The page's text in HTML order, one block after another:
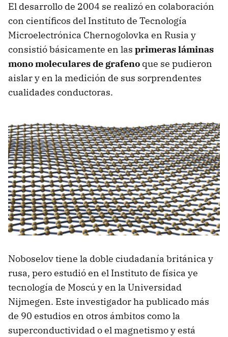
El desarrollo de 2004 se realizó en colaboración
con científicos del Instituto de Tecnología
Microelectrónica Chernogolovka en Rusia y
consistió básicamente en las primeras láminas
mono moleculares de grafeno que se pudieron
aislar y en la medición de sus sorprendentes
cualidades conductoras.
Noboselov tiene la doble ciudadanía británica y
rusa, pero estudió en el Instituto de física ye
tecnología de Moscú y en la Universidad
Nijmegen. Este investigador ha publicado más
de 90 estudios en otros ámbitos como la
superconductividad o el magnetismo y está